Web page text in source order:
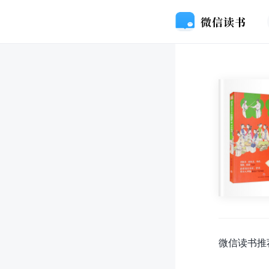
微信读书推